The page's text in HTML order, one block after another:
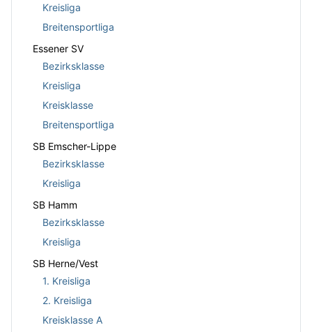
Kreisliga
Breitensportliga
Essener SV
Bezirksklasse
Kreisliga
Kreisklasse
Breitensportliga
SB Emscher-Lippe
Bezirksklasse
Kreisliga
SB Hamm
Bezirksklasse
Kreisliga
SB Herne/Vest
1. Kreisliga
2. Kreisliga
Kreisklasse A